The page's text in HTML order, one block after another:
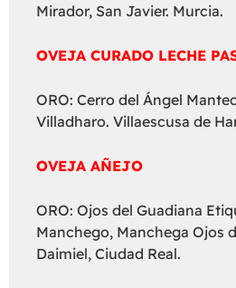
Mirador, San Javier. Murcia.
OVEJA CURADO LECHE
ORO: Cerro del Ángel
Villadharo. Villaescusa de
OVEJA AÑEJO
ORO: Ojos del Guadiana
Manchego, Manchega Ojos
Daimiel, Ciudad Real.